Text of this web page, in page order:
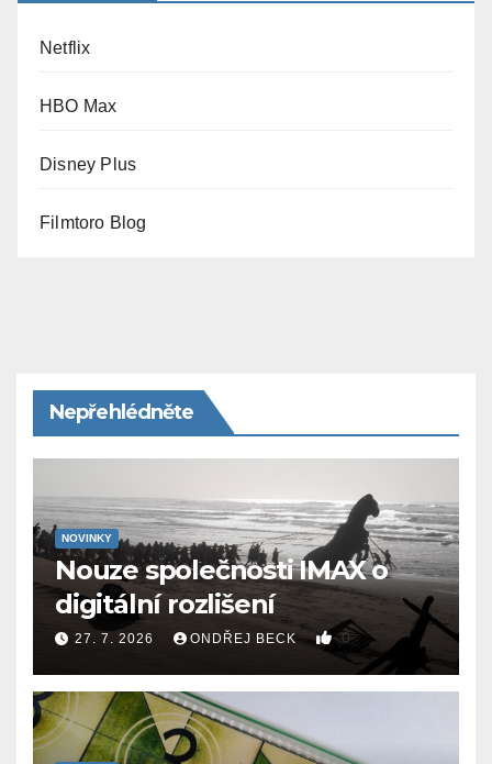
Netflix
HBO Max
Disney Plus
Filmtoro Blog
Nepřehlédněte
NOVINKY
Nouze společnosti IMAX o
digitální rozlišení
27. 7. 2026 ONDŘEJ BECK 0